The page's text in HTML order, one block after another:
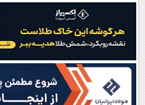
آرشیو
نظرسنجی
آب و هوا
اوقات شرعی
پیوند ها
سواد زندگی